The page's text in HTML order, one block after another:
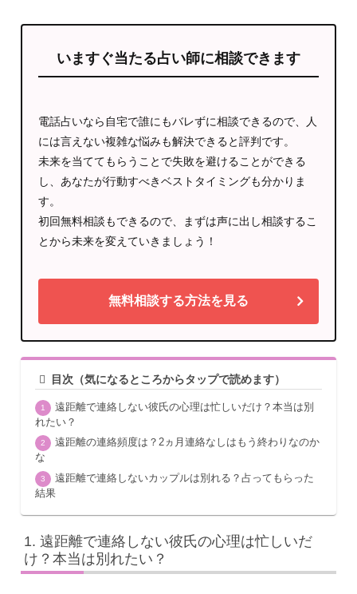
いますぐ当たる占い師に相談できます
電話占いなら自宅で誰にもバレずに相談できるので、人
には言えない複雑な悩みも解決できると評判です。
未来を当ててもらうことで失敗を避けることができる
し、あなたが行動すべきベストタイミングも分かりま
す。
初回無料相談もできるので、まずは声に出し相談するこ
とから未来を変えていきましょう！
無料相談する方法を見る
目次（気になるところからタップで読めます）
遠距離で連絡しない彼氏の心理は忙しいだけ？本当は別
れたい？
遠距離の連絡頻度は？2ヵ月連絡なしはもう終わりなのか
な
遠距離で連絡しないカップルは別れる？占ってもらった
結果
遠距離で連絡しない彼氏の心理は忙しいだ
け？本当は別れたい？